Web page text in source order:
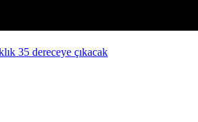
35 dereceye çıkacak